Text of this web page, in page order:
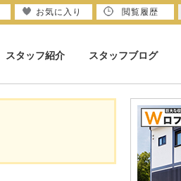
スタッフ紹介 スタッフブログ
お気に入り 閲覧履歴